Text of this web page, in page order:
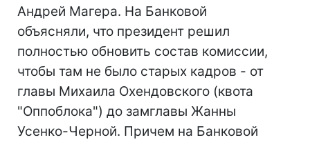
Андрей Магера. На Банковой
объясняли, что президент решил
полностью обновить состав комиссии,
чтобы там не было старых кадров - от
главы Михаила Охендовского (квота
"Оппоблока") до замглавы Жанны
Усенко-Черной. Причем на Банковой